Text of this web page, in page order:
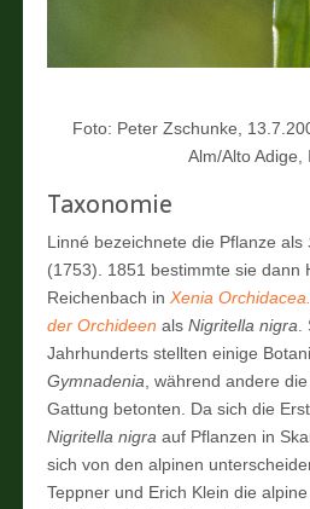
Foto: Peter Zschunke,
Alm/Alto Adige,
Taxonomie
Linné bezeichnete die Pflanze als
(1753). 1851 bestimmte sie dann
Reichenbach inXenia
der Orchideen alsNigritella nigra.
Jahrhunderts stellten einige
Gymnadenia, während andere
Gattung betonten. Da sich die
Nigritella nigra auf Pflanzen in
sich von den alpinen
Teppner und Erich Klein die